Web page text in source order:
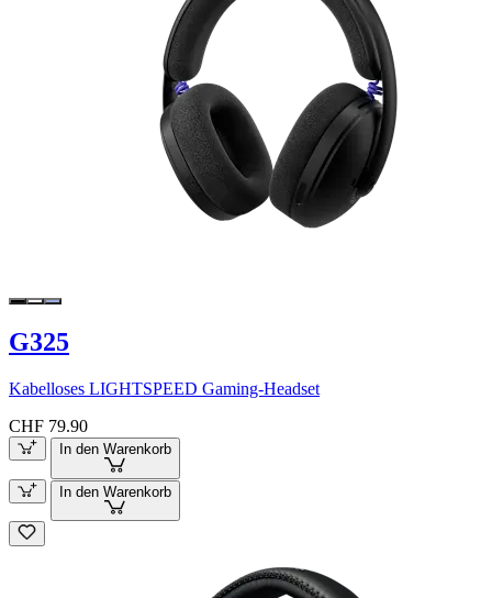
G325
Kabelloses LIGHTSPEED Gaming-Headset
CHF 79.90
In den Warenkorb
In den Warenkorb